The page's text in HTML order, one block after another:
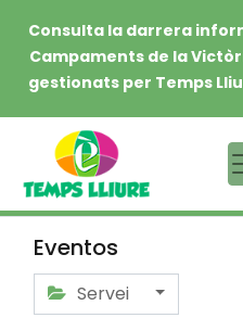
Consulta la darrera
Campaments de la
gestionats per Temps
Eventos
Servei